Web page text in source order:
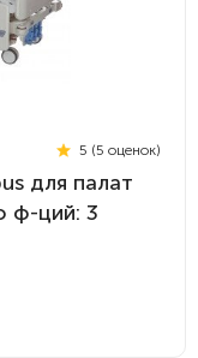
5 (5 оценок)
для палат
ф-ций: 3